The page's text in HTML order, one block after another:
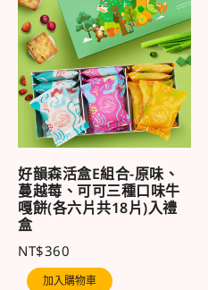
好韻森活盒E組合-原味、
蔓越莓、可可三種口味牛
嘎餅(各六片共18片)入禮
盒
NT$360
加入購物車